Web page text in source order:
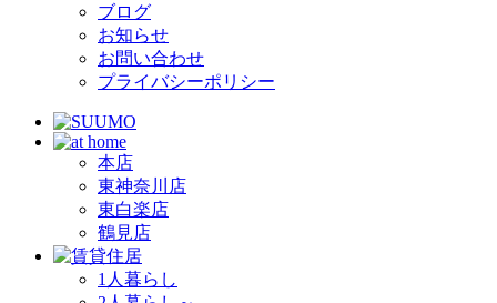
ブログ
お知らせ
お問い合わせ
プライバシーポリシー
本店
東神奈川店
東白楽店
鶴見店
1人暮らし